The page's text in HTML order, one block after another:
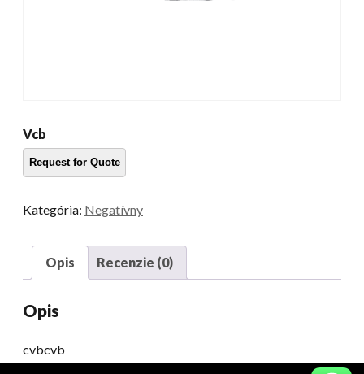
Vcb
Kategória: Negatívny
Opis Recenzie (0)
Opis
cvbcvb